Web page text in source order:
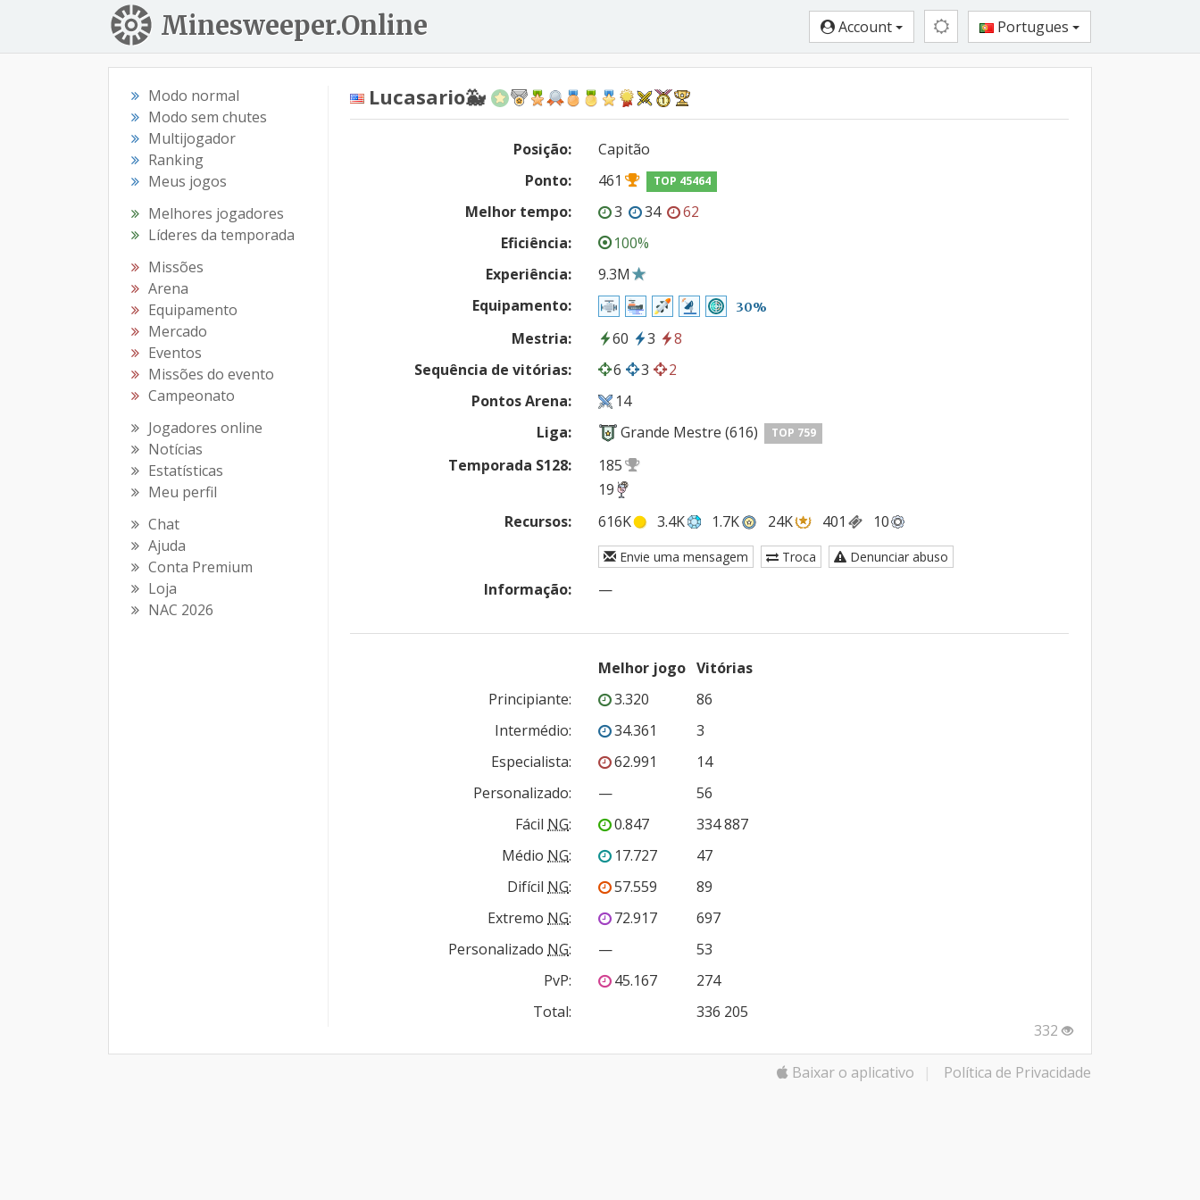
Minesweeper.Online Account Portugues
Modo normal
Modo sem chutes
Multijogador
Ranking
Meus jogos
Melhores jogadores
Líderes da temporada
Missões
Arena
Equipamento
Mercado
Eventos
Missões do evento
Campeonato
Jogadores online
Notícias
Estatísticas
Meu perfil
Chat
Ajuda
Conta Premium
Loja
NAC 2026
Lucasario🐳
Posição:
Capitão
Ponto:
461 TOP 45464
Melhor tempo: 3 34
62
Eficiência:
100%
Experiência:
9.3M
Equipamento:
30%
Mestria: 60 3
8
Sequência de vitórias:
6 3
2
Pontos Arena:
14
Liga:
Grande Mestre (616) TOP 759
Temporada S128:
185
19
Recursos:
616K 3.4K 1.7K 24K 401 10
Envie uma mensagem Troca Denunciar abuso
Informação: —
Melhor jogo Vitórias
Principiante: 3.320
86
Intermédio: 34.361
3
Especialista: 62.991
14
Personalizado: —
56
Fácil NG: 0.847
334 887
Médio NG: 17.727
47
Difícil NG: 57.559
89
Extremo NG: 72.917
697
Personalizado NG: —
53
PvP: 45.167
274
Total:
336 205
332
Baixar o aplicativo | Política de Privacidade